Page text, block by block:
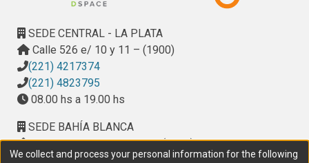
SEDE CENTRAL - LA PLATA
Calle 526 e/ 10 y 11 – (1900)
(221) 4217374
(221) 4823795
08.00 hs a 19.00 hs
SEDE BAHÍA BLANCA
Calle Ciudad de Cali 320 – (8000). Universidad
Provincial del Sudoeste (UPSO)
We collect and process your personal information for the following